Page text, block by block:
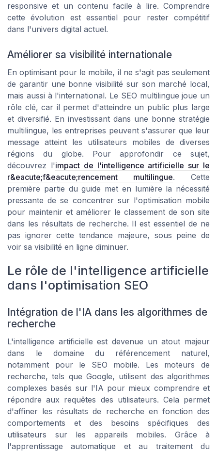
responsive et un contenu facile à lire. Comprendre
cette évolution est essentiel pour rester compétitif
dans l'univers digital actuel.
Améliorer sa visibilité internationale
En optimisant pour le mobile, il ne s'agit pas seulement
de garantir une bonne visibilité sur son marché local,
mais aussi à l'international. Le SEO multilingue joue un
rôle clé, car il permet d'atteindre un public plus large
et diversifié. En investissant dans une bonne stratégie
multilingue, les entreprises peuvent s'assurer que leur
message atteint les utilisateurs mobiles de diverses
régions du globe. Pour approfondir ce sujet,
découvrez l'impact de l'intelligence artificielle sur le
r&eacute;f&eacute;rencement multilingue. Cette
première partie du guide met en lumière la nécessité
pressante de se concentrer sur l'optimisation mobile
pour maintenir et améliorer le classement de son site
dans les résultats de recherche. Il est essentiel de ne
pas ignorer cette tendance majeure, sous peine de
voir sa visibilité en ligne diminuer.
Le rôle de l'intelligence artificielle
dans l'optimisation SEO
Intégration de l'IA dans les algorithmes de
recherche
L'intelligence artificielle est devenue un atout majeur
dans le domaine du référencement naturel,
notamment pour le SEO mobile. Les moteurs de
recherche, tels que Google, utilisent des algorithmes
complexes basés sur l'IA pour mieux comprendre et
répondre aux requêtes des utilisateurs. Cela permet
d'affiner les résultats de recherche en fonction des
comportements et des besoins spécifiques des
utilisateurs sur les appareils mobiles. Grâce à
l'apprentissage automatique et au traitement du